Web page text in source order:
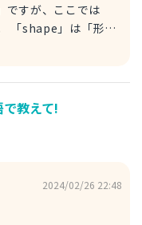
「shape」は「形作
お、以下
行う努力が、将来を
注ぐ」という意味を
」という意味で、
教えて!
2024/02/26 22:48